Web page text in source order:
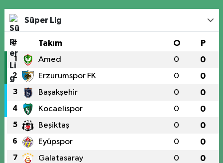
Süper Lig
# Takım O P
1 Amed 0 0
2 Erzurumspor FK 0 0
3 Başakşehir 0 0
4 Kocaelispor 0 0
5 Beşiktaş 0 0
6 Eyüpspor 0 0
7 Galatasaray 0 0